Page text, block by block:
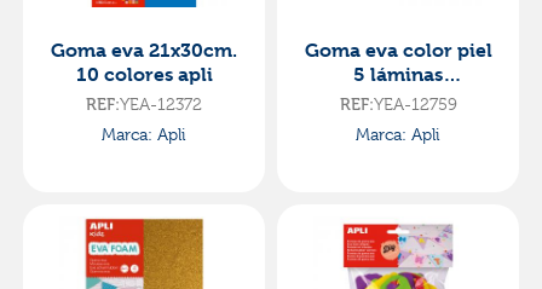
Goma eva 21x30cm.
10 colores apli
REF:YEA-12372
Marca: Apli
Goma eva color piel
5 láminas
60x40x0,2cm.
REF:YEA-12759
Marca: Apli